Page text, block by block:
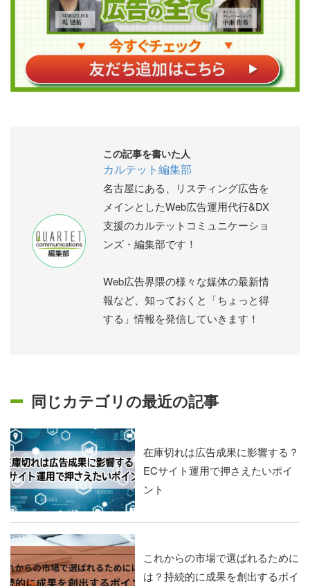
この記事を書いた人
カルテット編集部
名古屋にある、リスティング広告を
メインとしたWeb広告運用代行&DX
支援のカルテットコミュニケーショ
ンズ・編集部です！
Web広告界隈の様々な媒体の最新情
報など、知っておくと「ちょっと得
する」情報を発信していきます！
同じカテゴリの最近の記事
在庫切れは広告成果に影響する？
ECサイト運用で押さえたいポイ
ント
これからの市場で選ばれるために
は？持続的に成果を創出するポイ